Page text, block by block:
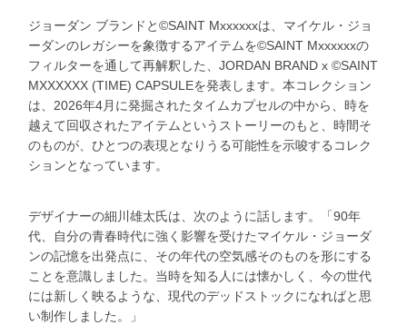
ジョーダン ブランドと©SAINT Mxxxxxxは、マイケル・ジョ
ーダンのレガシーを象徴するアイテムを©SAINT Mxxxxxxの
フィルターを通して再解釈した、JORDAN BRAND x ©SAINT
MXXXXXX (TIME) CAPSULEを発表します。本コレクション
は、2026年4月に発掘されたタイムカプセルの中から、時を
越えて回収されたアイテムというストーリーのもと、時間そ
のものが、ひとつの表現となりうる可能性を示唆するコレク
ションとなっています。
デザイナーの細川雄太氏は、次のように話します。「90年
代、自分の青春時代に強く影響を受けたマイケル・ジョーダ
ンの記憶を出発点に、その年代の空気感そのものを形にする
ことを意識しました。当時を知る人には懐かしく、今の世代
には新しく映るような、現代のデッドストックになればと思
い制作しました。」